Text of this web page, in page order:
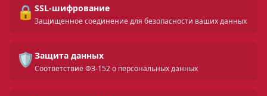
🔒 SSL-шифрование
Защищенное соединение для безопасности ваших данных
🛡️ Защита данных
Соответствие ФЗ-152 о персональных данных